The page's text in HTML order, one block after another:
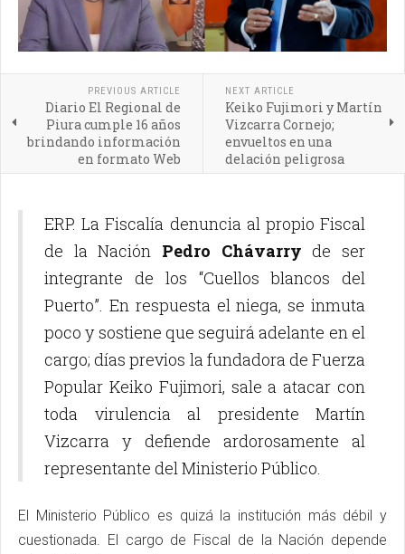
PREVIOUS ARTICLE
Diario El Regional de
Piura cumple 16 años
brindando información
en formato Web
NEXT ARTICLE
Keiko Fujimori y Martín
Vizcarra Cornejo;
envueltos en una
delación peligrosa
ERP. La Fiscalía denuncia al propio Fiscal
de la Nación Pedro Chávarry de ser
integrante de los “Cuellos blancos del
Puerto”. En respuesta el niega, se inmuta
poco y sostiene que seguirá adelante en el
cargo; días previos la fundadora de Fuerza
Popular Keiko Fujimori, sale a atacar con
toda virulencia al presidente Martín
Vizcarra y defiende ardorosamente al
representante del Ministerio Público.
El Ministerio Público es quizá la institución más débil y
cuestionada. El cargo de Fiscal de la Nación depende